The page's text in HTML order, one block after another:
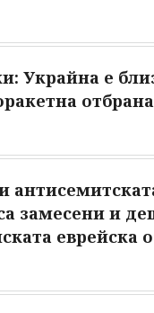
Украйна е
отбрана
замесени и
еврейска